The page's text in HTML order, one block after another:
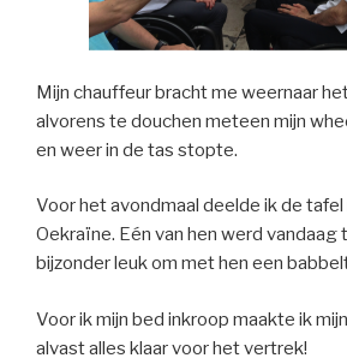
Mijn chauffeur bracht me weernaar
alvorens te douchen meteen mijn
en weer in de tas stopte.
Voor het avondmaal deelde ik de
Oekraïne. Eén van hen werd
bijzonder leuk om met hen een
Voor ik mijn bed inkroop maakte ik
alvast alles klaar voor het vertrek!